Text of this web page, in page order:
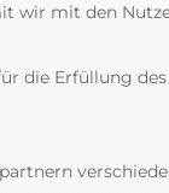
wir mit den
die Erfüllung